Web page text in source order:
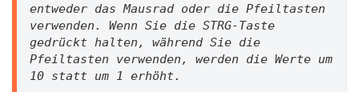
entweder das Mausrad oder die Pfeiltasten
verwenden. Wenn Sie die STRG-Taste
gedrückt halten, während Sie die
Pfeiltasten verwenden, werden die Werte um
10 statt um 1 erhöht.